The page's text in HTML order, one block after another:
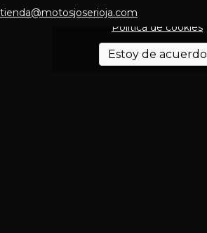
tienda@motosjoserioja.comactivar Google maps
Política de cookies
Estoy de acuerdo